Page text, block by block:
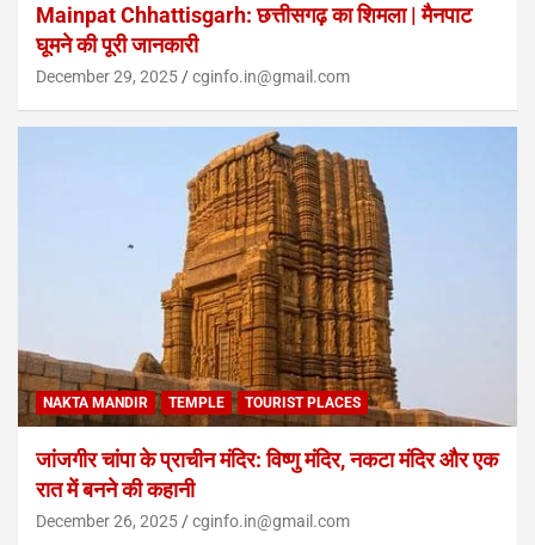
Mainpat Chhattisgarh: छत्तीसगढ़ का शिमला | मैनपाट
घूमने की पूरी जानकारी
December 29, 2025 cginfo.in@gmail.com
NAKTA MANDIR TEMPLE TOURIST PLACES
जांजगीर चांपा के प्राचीन मंदिर: विष्णु मंदिर, नकटा मंदिर और एक
रात में बनने की कहानी
December 26, 2025 cginfo.in@gmail.com